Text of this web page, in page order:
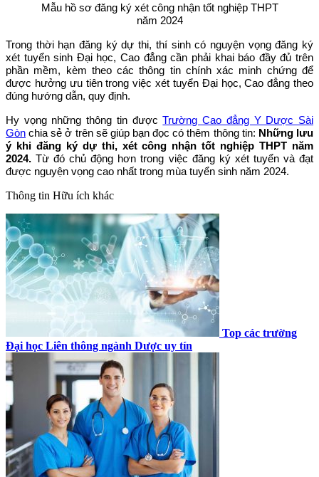
Mẫu hồ sơ đăng ký xét công nhận tốt nghiệp THPT
năm 2024
Trong thời hạn đăng ký dự thi, thí sinh có nguyện vọng đăng ký
xét tuyển sinh Đại học, Cao đẳng cần phải khai báo đầy đủ trên
phần mềm, kèm theo các thông tin chính xác minh chứng để
được hưởng ưu tiên trong việc xét tuyển Đại học, Cao đẳng theo
đúng hướng dẫn, quy định.
Hy vọng những thông tin đượcTrường Cao đẳng Y Dược Sài
Gòn chia sẻ ở trên sẽ giúp bạn đọc có thêm thông tin: Những lưu
ý khi đăng ký dự thi, xét công nhận tốt nghiệp THPT năm
2024.Từ đó chủ động hơn trong việc đăng ký xét tuyển và đạt
được nguyện vọng cao nhất trong mùa tuyển sinh năm 2024.
Thông tin Hữu ích khác
Top các trường
Đại học Liên thông ngành Dược uy tín